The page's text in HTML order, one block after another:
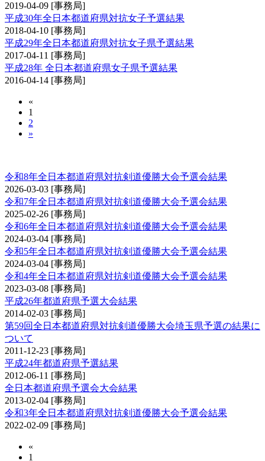
2019-04-09 [事務局]
平成30年全日本都道府県対抗女子予選結果
2018-04-10 [事務局]
平成29年全日本都道府県対抗女子県予選結果
2017-04-11 [事務局]
平成28年 全日本都道府県女子県予選結果
2016-04-14 [事務局]
«
1
2
»
令和8年全日本都道府県対抗剣道優勝大会予選会結果
2026-03-03 [事務局]
令和7年全日本都道府県対抗剣道優勝大会予選会結果
2025-02-26 [事務局]
令和6年全日本都道府県対抗剣道優勝大会予選会結果
2024-03-04 [事務局]
令和5年全日本都道府県対抗剣道優勝大会予選会結果
2024-03-04 [事務局]
令和4年全日本都道府県対抗剣道優勝大会予選会結果
2023-03-08 [事務局]
平成26年都道府県予選大会結果
2014-02-03 [事務局]
第59回全日本都道府県対抗剣道優勝大会埼玉県予選の結果に
ついて
2011-12-23 [事務局]
平成24年都道府県予選結果
2012-06-11 [事務局]
全日本都道府県予選会大会結果
2013-02-04 [事務局]
令和3年全日本都道府県対抗剣道優勝大会予選会結果
2022-02-09 [事務局]
«
1